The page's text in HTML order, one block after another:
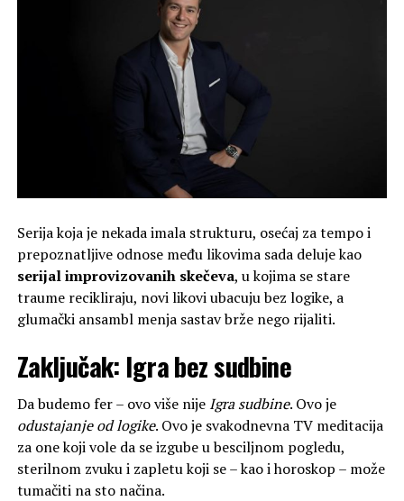
Serija koja je nekada imala strukturu, osećaj za tempo i
prepoznatljive odnose među likovima sada deluje kao
serijal improvizovanih skečeva, u kojima se stare
traume recikliraju, novi likovi ubacuju bez logike, a
glumački ansambl menja sastav brže nego rijaliti.
Zaključak: Igra bez sudbine
Da budemo fer – ovo više nije Igra sudbine. Ovo je
odustajanje od logike. Ovo je svakodnevna TV meditacija
za one koji vole da se izgube u besciljnom pogledu,
sterilnom zvuku i zapletu koji se – kao i horoskop – može
tumačiti na sto načina.